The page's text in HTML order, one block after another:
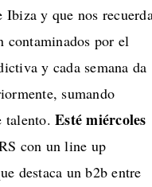
Ibiza y que nos
contaminados por el
y cada semana da
sumando
talento.Esté miércoles
con un line up
destaca un b2b entre